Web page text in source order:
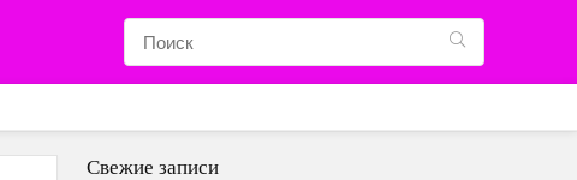
Свежие записи